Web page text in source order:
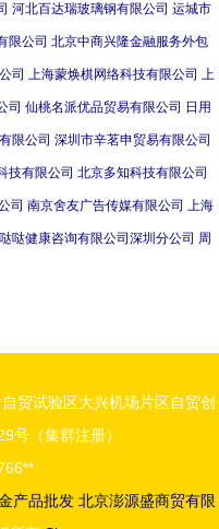
河北百达瑞玻璃钢有限公司 运城市
限公司 北京中商兴隆金融服务外包
司 上海蒙焕棋网络科技有限公司 上
司 仙桃名派优品贸易有限公司 日用
限公司 深圳市辛茗申贸易有限公司
技有限公司 北京多知科技有限公司
司 南京舍友广告传媒有限公司 上海
哒健康咨询有限公司深圳分公司 周
贸试验区大兴机场片区自贸创
号（集群注册）
产品批发 北京澎源盛商贸有限